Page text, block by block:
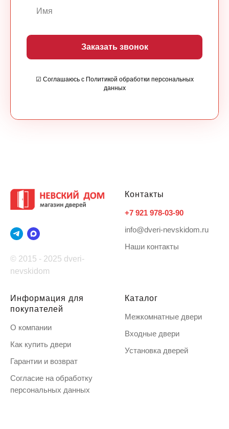
Заказать звонок
☑ Соглашаюсь с Политикой обработки персональных
данных
© 2015 - 2025 dveri-
nevskidom
Контакты
+7 921 978-03-90
info@dveri-nevskidom.ru
Наши контакты
Информация для
покупателей
О компании
Как купить двери
Гарантии и возврат
Согласие на обработку
персональных данных
Каталог
Межкомнатные двери
Входные двери
Установка дверей